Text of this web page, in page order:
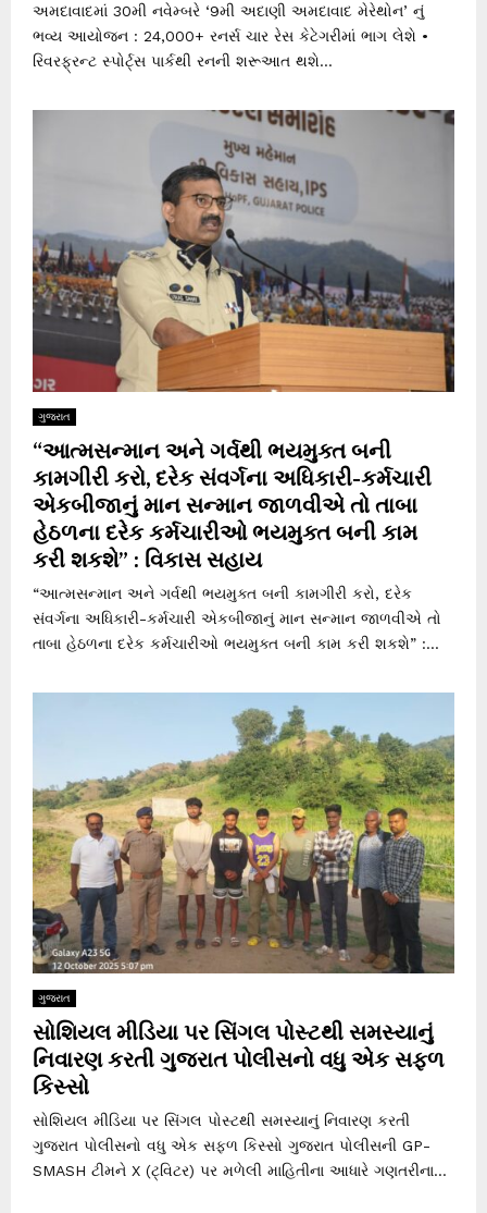
અમદાવાદમાં 30મી નવેમ્બરે ‘9મી અદાણી અમદાવાદ મેરેથોન’ નું
ભવ્ય આયોજન : 24,000+ રનર્સ ચાર રેસ કેટેગરીમાં ભાગ લેશે •
રિવરફ્રન્ટ સ્પોર્ટ્સ પાર્કથી રનની શરૂઆત થશે...
ગુજરાત
“આત્મસન્માન અને ગર્વથી ભયમુક્ત બની
કામગીરી કરો, દરેક સંવર્ગના અધિકારી-કર્મચારી
એકબીજાનું માન સન્માન જાળવીએ તો તાબા
હેઠળના દરેક કર્મચારીઓ ભયમુક્ત બની કામ
કરી શકશે” : વિકાસ સહાય
“આત્મસન્માન અને ગર્વથી ભયમુક્ત બની કામગીરી કરો, દરેક
સંવર્ગના અધિકારી-કર્મચારી એકબીજાનું માન સન્માન જાળવીએ તો
તાબા હેઠળના દરેક કર્મચારીઓ ભયમુક્ત બની કામ કરી શકશે” :...
ગુજરાત
સોશિયલ મીડિયા પર સિંગલ પોસ્ટથી સમસ્યાનું
નિવારણ કરતી ગુજરાત પોલીસનો વધુ એક સફળ
કિસ્સો
સોશિયલ મીડિયા પર સિંગલ પોસ્ટથી સમસ્યાનું નિવારણ કરતી
ગુજરાત પોલીસનો વધુ એક સફળ કિસ્સો ગુજરાત પોલીસની GP-
SMASH ટીમને X (ટ્વિટર) પર મળેલી માહિતીના આધારે ગણતરીના...